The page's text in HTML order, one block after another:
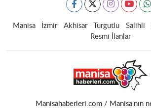
Manisa İzmir Akhisar Turgutlu Salihli
Resmi İlanlar
Manisahaberleri.com / Manisa'nın